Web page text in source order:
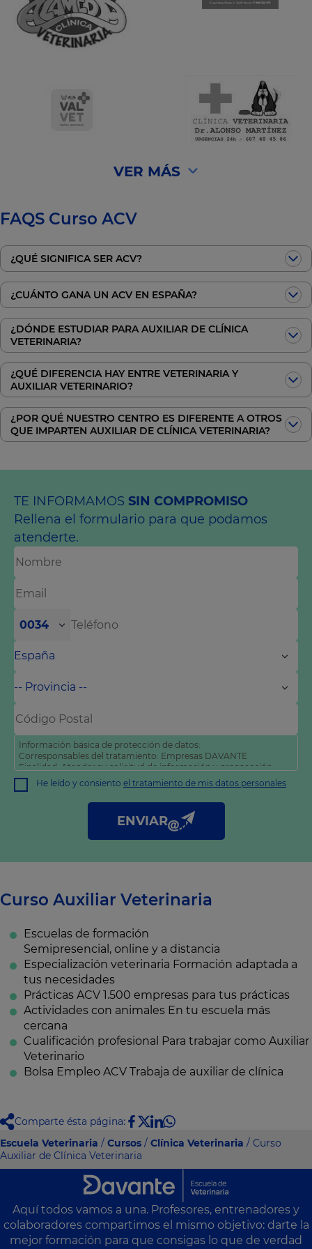
VER MÁS
FAQS Curso ACV
¿QUÉ SIGNIFICA SER ACV?
¿CUÁNTO GANA UN ACV EN ESPAÑA?
¿DÓNDE ESTUDIAR PARA AUXILIAR DE CLÍNICA
VETERINARIA?
¿QUÉ DIFERENCIA HAY ENTRE VETERINARIA Y
AUXILIAR VETERINARIO?
¿POR QUÉ NUESTRO CENTRO ES DIFERENTE A OTROS
QUE IMPARTEN AUXILIAR DE CLÍNICA VETERINARIA?
TE INFORMAMOS SIN COMPROMISO
Rellena el formulario para que podamos
atenderte.
0034
Información básica de protección de datos:
Corresponsables del tratamiento: Empresas DAVANTE
Finalidad: Atender su solicitud de información y prospección
comercial
Derechos: Puede acceder, rectificar y suprimir sus datos, así
como otros derechos tal y como se explica en nuestra
He leído y consiento el tratamiento de mis datos personales
ENVIAR
Curso Auxiliar Veterinaria
Escuelas de formación
Semipresencial, online y a distancia
Especialización veterinaria Formación adaptada a
tus necesidades
Prácticas ACV 1.500 empresas para tus prácticas
Actividades con animales En tu escuela más
cercana
Cualificación profesional Para trabajar como Auxiliar
Veterinario
Bolsa Empleo ACV Trabaja de auxiliar de clínica
Comparte ésta página:
Escuela Veterinaria / Cursos / Clínica Veterinaria / Curso
Auxiliar de Clínica Veterinaria
Aquí todos vamos a una. Profesores, entrenadores y
colaboradores compartimos el mismo objetivo: darte la
mejor formación para que consigas lo que de verdad